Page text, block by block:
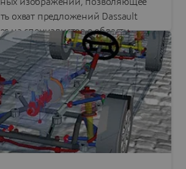
изображений, позволяющее
охват предложений Dassault
на специалистов в области
маркетинга.
Читать пресс-релиз